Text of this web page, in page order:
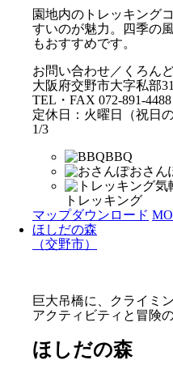
園地内のトレッキング
すいのが魅力。四季の
もおすすめです。
お問い合わせ／くろん
大阪府交野市大字私部
TEL・FAX 072-891-4488
定休日：火曜日（祝日
1/3
BBQ
おさん
気
トレッキング
マップダウンロード
ほしだの森
（交野市）
巨大吊橋に、クライミン
アクティビティと冒険の
ほしだの森